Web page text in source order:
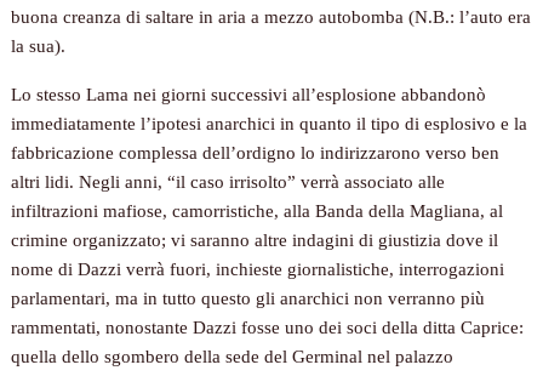
buona creanza di saltare in aria a mezzo autobomba (N.B.: l’auto era
la sua).
Lo stesso Lama nei giorni successivi all’esplosione abbandonò
immediatamente l’ipotesi anarchici in quanto il tipo di esplosivo e la
fabbricazione complessa dell’ordigno lo indirizzarono verso ben
altri lidi. Negli anni, “il caso irrisolto” verrà associato alle
infiltrazioni mafiose, camorristiche, alla Banda della Magliana, al
crimine organizzato; vi saranno altre indagini di giustizia dove il
nome di Dazzi verrà fuori, inchieste giornalistiche, interrogazioni
parlamentari, ma in tutto questo gli anarchici non verranno più
rammentati, nonostante Dazzi fosse uno dei soci della ditta Caprice:
quella dello sgombero della sede del Germinal nel palazzo